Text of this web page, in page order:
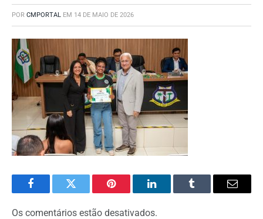
POR CMPORTAL EM 14 DE MAIO DE 2026
FacebookTwitter Pinterest O
LinkedIn
Tumblr
E-
Os comentários estão desativados.